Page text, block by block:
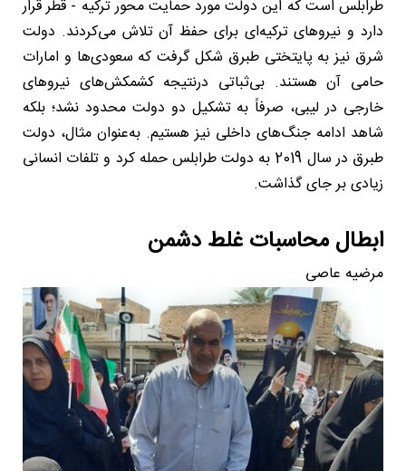
طرابلس است که این دولت مورد حمایت محور ترکیه - قطر قرار
دارد و نیروهای ترکیه‌ای برای حفظ آن تلاش می‌کردند. دولت
شرق نیز به پایتختی طبرق شکل گرفت که سعودی‌ها و امارات
حامی آن هستند. بی‌ثباتی درنتیجه کشمکش‌های نیروهای
خارجی در لیبی، صرفاً به تشکیل دو دولت محدود نشد؛ بلکه
شاهد ادامه جنگ‌های داخلی نیز هستیم. به‌عنوان مثال، دولت
طبرق در سال 2019 به دولت طرابلس حمله کرد و تلفات انسانی
زیادی بر جای گذاشت.
ابطال محاسبات غلط دشمن
مرضیه عاصی